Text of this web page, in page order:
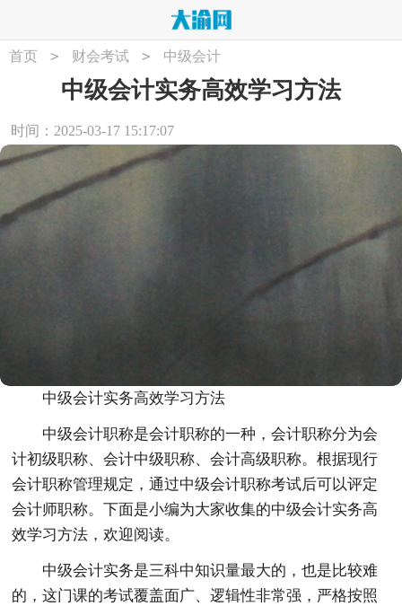
首页 > 财会考试 > 中级会计
中级会计实务高效学习方法
时间：2025-03-17 15:17:07
中级会计实务高效学习方法
中级会计职称是会计职称的一种，会计职称分为会
计初级职称、会计中级职称、会计高级职称。根据现行
会计职称管理规定，通过中级会计职称考试后可以评定
会计师职称。下面是小编为大家收集的中级会计实务高
效学习方法，欢迎阅读。
中级会计实务是三科中知识量最大的，也是比较难
的，这门课的考试覆盖面广、逻辑性非常强，严格按照